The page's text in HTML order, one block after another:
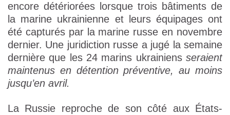
encore détériorées lorsque trois bâtiments de
la marine ukrainienne et leurs équipages ont
été capturés par la marine russe en novembre
dernier. Une juridiction russe a jugé la semaine
dernière que les 24 marins ukrainiens seraient
maintenus en détention préventive, au moins
jusqu’en avril.
La Russie reproche de son côté aux États-